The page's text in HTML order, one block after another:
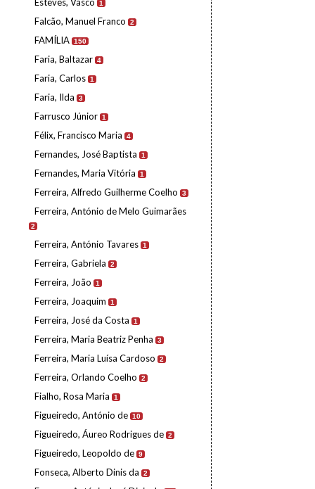
1
Falcão, Manuel Franco 2
FAMÍLIA 150
Faria, Baltazar 4
Faria, Carlos 1
Faria, Ilda 3
Farrusco Júnior 1
Félix, Francisco Maria 4
Fernandes, José Baptista 1
Fernandes, Maria Vitória 1
Ferreira, Alfredo Guilherme Coelho 3
Ferreira, António de Melo Guimarães
2
Ferreira, António Tavares 1
Ferreira, Gabriela 2
Ferreira, João 1
Ferreira, Joaquim 1
Ferreira, José da Costa 1
Ferreira, Maria Beatriz Penha 3
Ferreira, Maria Luísa Cardoso 2
Ferreira, Orlando Coelho 2
Fialho, Rosa Maria 1
Figueiredo, António de 10
Figueiredo, Áureo Rodrigues de 2
Figueiredo, Leopoldo de 9
Fonseca, Alberto Dinis da 2